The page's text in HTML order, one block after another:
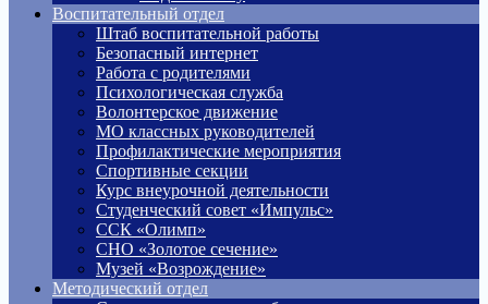
Воспитательный отдел
Штаб воспитательной работы
Безопасный интернет
Работа с родителями
Психологическая служба
Волонтерское движение
МО классных руководителей
Профилактические мероприятия
Спортивные секции
Курс внеурочной деятельности
Студенческий совет «Импульс»
ССК «Олимп»
СНО «Золотое сечение»
Музей «Возрождение»
Методический отдел